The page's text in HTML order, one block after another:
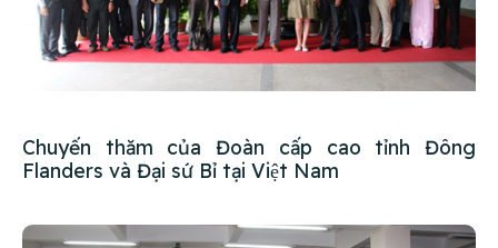
Chuyến thăm của Đoàn cấp cao tỉnh Đông
Flanders và Đại sứ Bỉ tại Việt Nam